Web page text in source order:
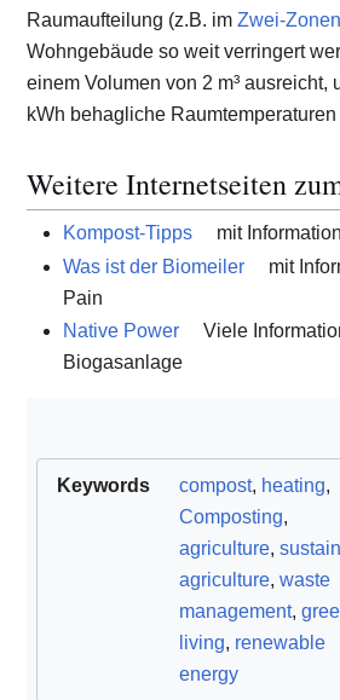
Raumaufteilung (z.B. im Zwei-
Wohngebäude so weit verringert
einem Volumen von 2 m³
kWh behagliche
Weitere Internetseiten
Kompost-Tipps
mit
Was ist der Biomeiler
mit
Pain
Native Power
Viele
Biogasanlage
Keywords compost, heating,
Composting,
agriculture,
agriculture, waste
management,
living, renewable
energy